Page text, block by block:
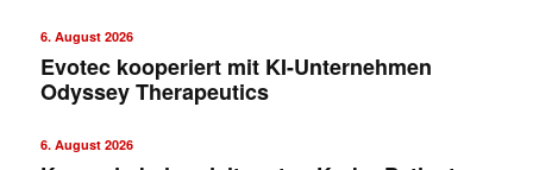
6. August 2026
Evotec kooperiert mit KI-Unternehmen
Odyssey Therapeutics
6. August 2026